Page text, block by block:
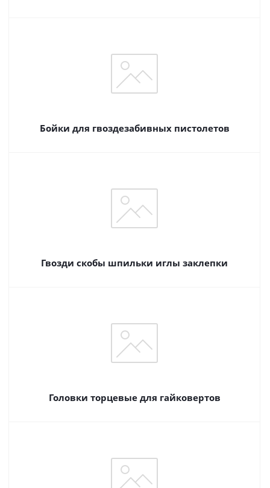
Бойки для гвоздезабивных пистолетов
Гвозди скобы шпильки иглы заклепки
Головки торцевые для гайковертов